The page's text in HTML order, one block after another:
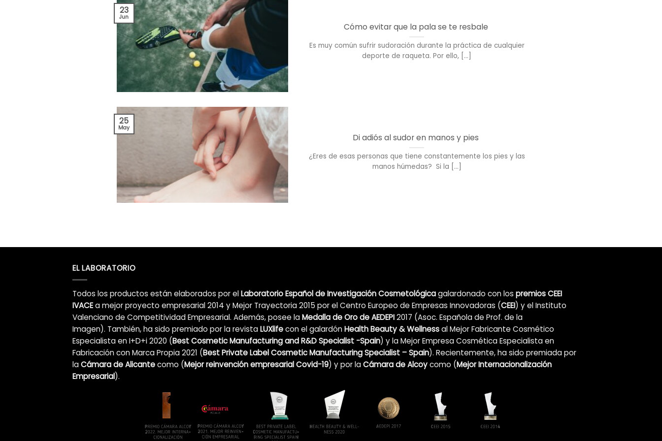
Cómo evitar que la pala se te resbale
Es muy común sufrir sudoración durante la práctica de cualquier
deporte de raqueta. Por ello, [...]
23
Jun
Di adiós al sudor en manos y pies
¿Eres de esas personas que tiene constantemente los pies y las
manos húmedas? Si la [...]
25
May
EL LABORATORIO
Todos los productos están elaborados por elLaboratorio Español de Investigación Cosmetológicagalardonado con los premios CEEI
IVACEa mejor proyecto empresarial 2014 y Mejor Trayectoria 2015 por el Centro Europeo de Empresas Innovadoras (CEEI) y el Instituto
Valenciano de Competitividad Empresarial. Además, posee laMedalla de Oro de AEDEPI2017 (Asoc. Española de Prof. de la
Imagen). También, ha sido premiado por la revistaLUXlifecon el galardónHealth Beauty & Wellnessal Mejor Fabricante Cosmético
Especialista en I+D+i 2020 (Best Cosmetic Manufacturing and R&D Specialist -Spain) y la Mejor Empresa Cosmética Especialista en
Fabricación con Marca Propia 2021 (Best Private Label Cosmetic Manufacturing Specialist – Spain). Recientemente, ha sido premiada por
laCámara de Alicantecomo (Mejor reinvención empresarial Covid-19) y por laCámara de Alcoycomo (Mejor Internacionalización
Empresarial).